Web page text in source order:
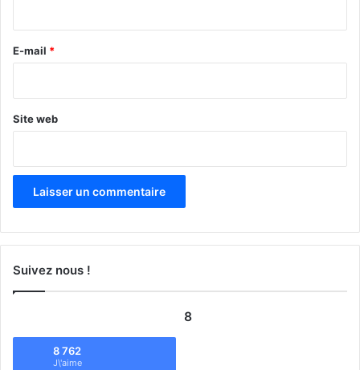
e
E-mail *
Site web
Suivez nous !
8
8 762
J\'aime